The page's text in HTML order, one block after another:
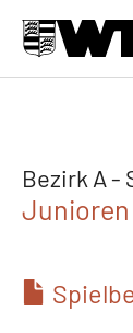
Bezirk A -
Junioren